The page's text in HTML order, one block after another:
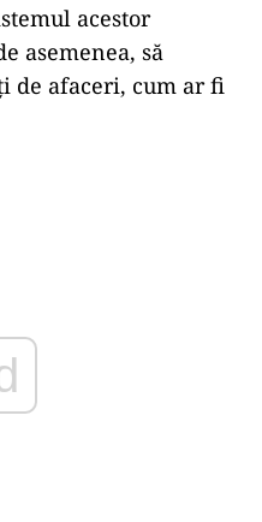
acestor
asemenea, să
de afaceri, cum ar fi